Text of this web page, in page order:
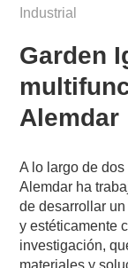
Industrial
Garden
Alemdar
A lo largo de
Alemdar ha
de desarrollar
y estéticamente
investigación,